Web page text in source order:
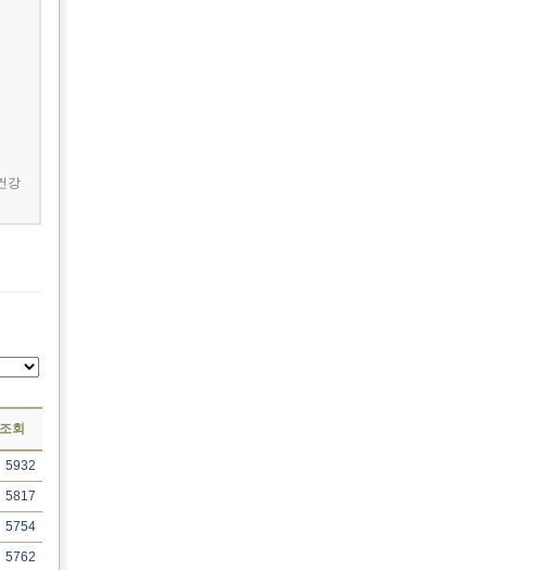
강
조회
5932
5817
5754
5762